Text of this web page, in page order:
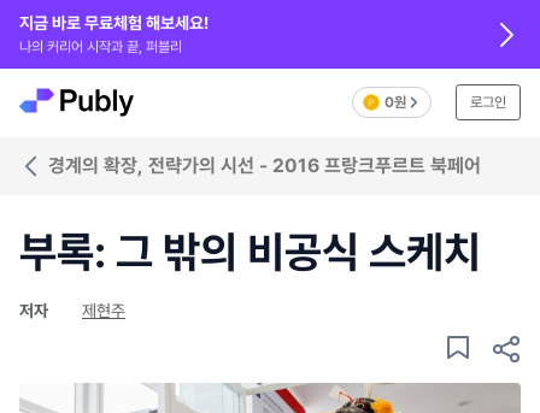
지금 바로 무료체험 해보세요!
나의 커리어 시작과 끝, 퍼블리
0원 로그인
경계의 확장, 전략가의 시선 - 2016 프랑크푸르트 북페어
부록: 그 밖의 비공식 스케치
저자 제현주